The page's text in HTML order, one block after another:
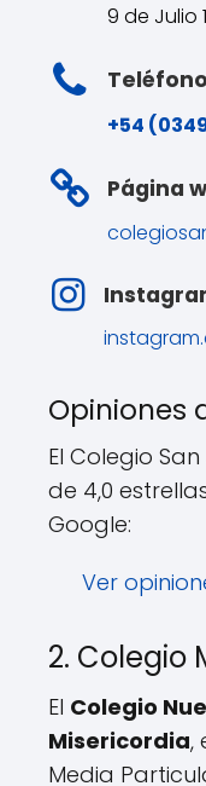
9 de Julio
Teléfono
+54
Página
Opiniones
El Colegio
de 4,0
Google:
Ver
2. Colegio
El Colegio
Misericordia,
Media